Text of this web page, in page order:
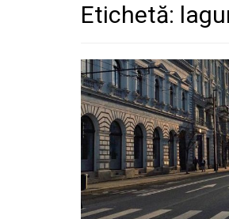
Etichetă: